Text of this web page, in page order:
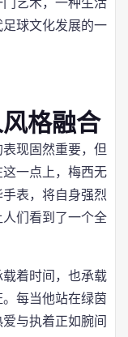
球文化发展的一
格融合
现固然重要，但
一点上，梅西无
表，将自身强烈
们看到了一个全
着时间，也承载
每当他站在绿茵
与执着正如腕间